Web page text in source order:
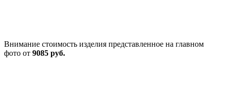
Внимание стоимость изделия представленное на главном
фото от 9085 руб.